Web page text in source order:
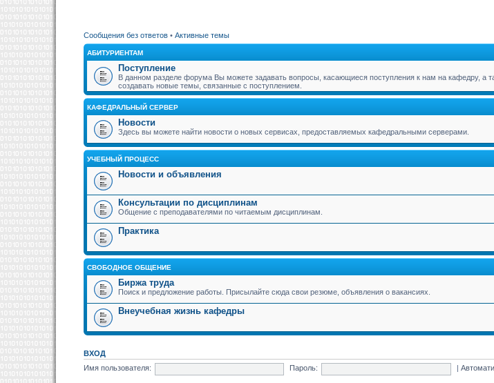
Сообщения без ответов • Активные темы
АБИТУРИЕНТАМ
Поступление
В данном разделе форума Вы можете задавать вопросы, касающиеся поступления к нам на кафедру, а
создавать новые темы, связанные с поступлением.
КАФЕДРАЛЬНЫЙ СЕРВЕР
Новости
Здесь вы можете найти новости о новых сервисах, предоставляемых кафедральными серверами.
УЧЕБНЫЙ ПРОЦЕСС
Новости и объявления
Консультации по дисциплинам
Общение с преподавателями по читаемым дисциплинам.
Практика
СВОБОДНОЕ ОБЩЕНИЕ
Биржа труда
Поиск и предложение работы. Присылайте сюда свои резюме, объявления о вакансиях.
Внеучебная жизнь кафедры
ВХОД
Имя пользователя:
Пароль: